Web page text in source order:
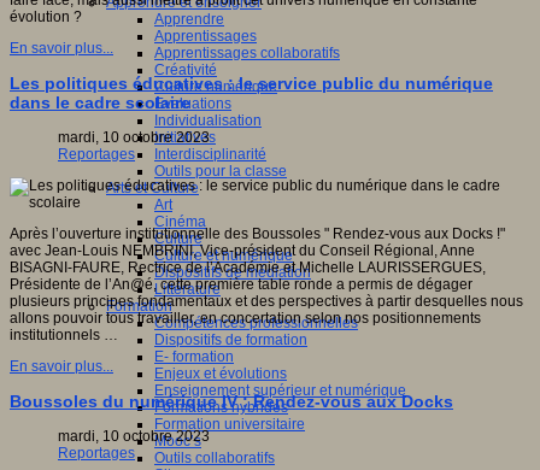
Apprendre
Apprentissages
Apprentissages collaboratifs
Créativité
Culture numérique
Evaluations
Individualisation
Initiatives
Interdisciplinarité
Outils pour la classe
Arts et Culture
Art
Cinéma
Culture
Culture et numérique
Dispositifs de médiation
Littérature
Formation
Compétences professionnelles
Dispositifs de formation
E- formation
Enjeux et évolutions
Enseignement supérieur et numérique
Formations hybrides
Formation universitaire
Mooc’s
Outils collaboratifs
évolution ?
En savoir plus...
Les politiques éducatives : le service public du numérique
dans le cadre scolaire
mardi, 10 octobre 2023
Reportages
Après l’ouverture institutionnelle des Boussoles " Rendez-vous aux Docks !"
avec Jean-Louis NEMBRINI, Vice-président du Conseil Régional, Anne
BISAGNI-FAURE, Rectrice de l’Académie et Michelle LAURISSERGUES,
Présidente de l’An@é, cette première table ronde a permis de dégager
plusieurs principes fondamentaux et des perspectives à partir desquelles nous
allons pouvoir tous travailler, en concertation selon nos positionnements
institutionnels …
En savoir plus...
Boussoles du numérique IV : Rendez-vous aux Docks
mardi, 10 octobre 2023
Reportages